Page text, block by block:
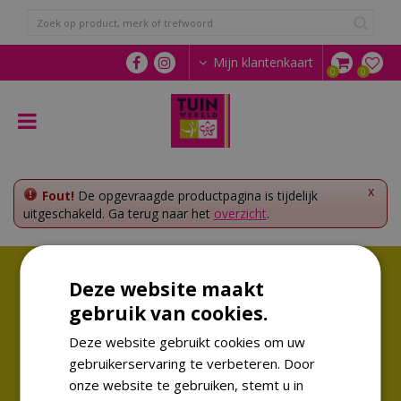
n
a
Mijn klantenkaart
x
Fout! De opgevraagde productpagina is tijdelijk
uitgeschakeld. Ga terug naar het overzicht.
Volg ons!
Altijd op de hoogte van de laatste trends
Deze website maakt
gebruik van cookies.
Deze website gebruikt cookies om uw
gebruikerservaring te verbeteren. Door
onze website te gebruiken, stemt u in